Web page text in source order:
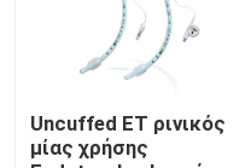
Uncuffed ET ρινικός
μίας χρήσης